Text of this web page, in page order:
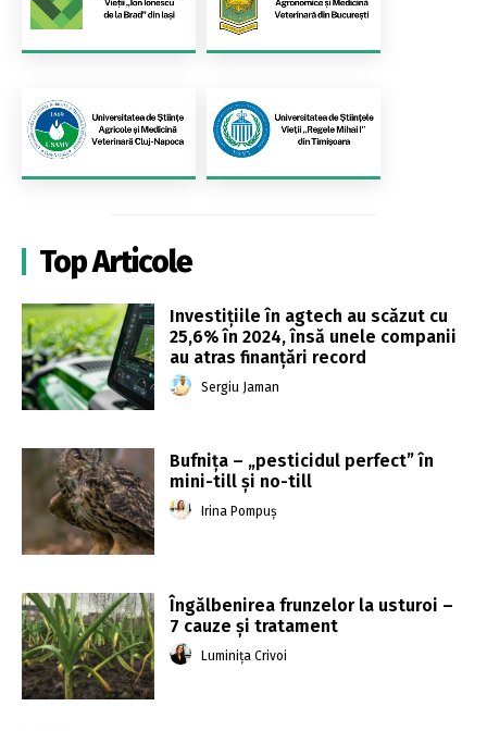
Top Articole
Investițiile în agtech au scăzut cu
25,6% în 2024, însă unele companii
au atras finanțări record
Sergiu Jaman
Bufnița – „pesticidul perfect” în
mini-till și no-till
Irina Pompuș
Îngălbenirea frunzelor la usturoi –
7 cauze și tratament
Luminița Crivoi